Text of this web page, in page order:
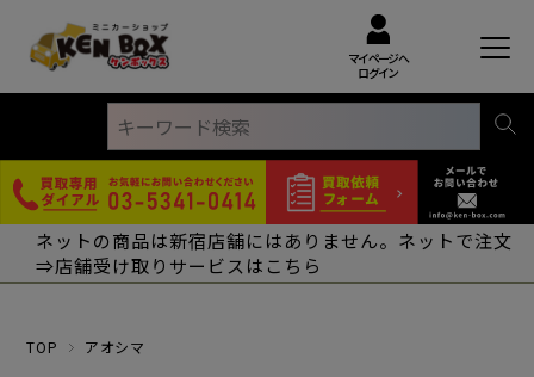
マイページへ
ログイン
ネットの商品は新宿店舗にはありません。ネットで注文
⇒店舗受け取りサービスはこちら
TOP アオシマ